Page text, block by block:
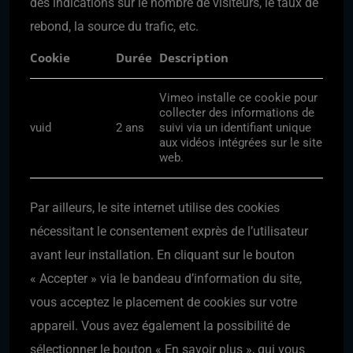
rebond, la source du trafic, etc.
Cookie Durée Description
vuid 2 ans
Vimeo installe ce cookie pour
collecter des informations de
suivi via un identifiant unique
aux vidéos intégrées sur le site
web.
Par ailleurs, le site internet utilise des cookies
nécessitant le consentement exprès de l’utilisateur
avant leur installation. En cliquant sur le bouton
« Accepter » via le bandeau d’information du site,
vous acceptez le placement de cookies sur votre
appareil. Vous avez également la possibilité de
sélectionner le bouton « En savoir plus », qui vous